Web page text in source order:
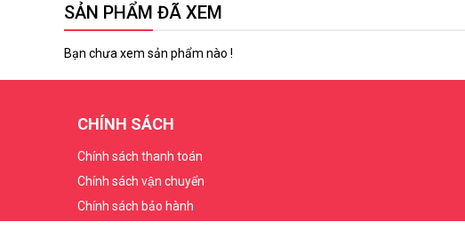
SẢN PHẨM ĐÃ XEM
Bạn chưa xem sản phẩm nào !
CHÍNH SÁCH
Chính sách thanh toán
Chính sách vận chuyển
Chính sách bảo hành